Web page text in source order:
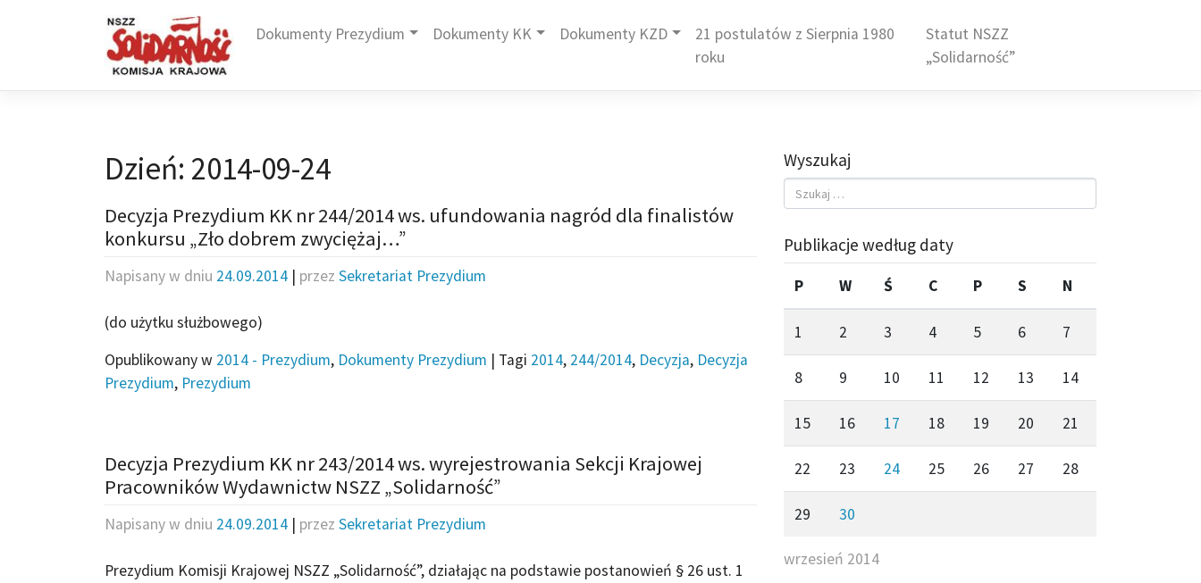
Dokumenty Prezydium Dokumenty KK Dokumenty KZD
21 postulatów z Sierpnia 1980
roku
Statut NSZZ
„Solidarność”
Dzień: 2014-09-24
Decyzja Prezydium KK nr 244/2014 ws. ufundowania nagród dla finalistów
konkursu „Zło dobrem zwyciężaj…”
Napisany w dniu 24.09.2014 | przez Sekretariat Prezydium
(do użytku służbowego)
Opublikowany w 2014 - Prezydium, Dokumenty Prezydium | Tagi 2014, 244/2014, Decyzja, Decyzja
Prezydium, Prezydium
Decyzja Prezydium KK nr 243/2014 ws. wyrejestrowania Sekcji Krajowej
Pracowników Wydawnictw NSZZ „Solidarność”
Napisany w dniu 24.09.2014 | przez Sekretariat Prezydium
Prezydium Komisji Krajowej NSZZ „Solidarność”, działając na podstawie postanowień § 26 ust. 1
Wyszukaj
Publikacje według daty
wrzesień 2014
P W Ś C P S N
1 2 3 4 5 6 7
8 9 10 11 12 13 14
15 16 17 18 19 20 21
22 23 24 25 26 27 28
29 30